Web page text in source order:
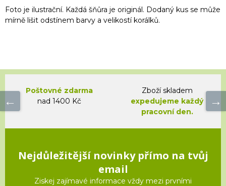
Foto je ilustrační. Každá šňůra je originál. Dodaný kus se může
mírně lišit odstínem barvy a velikostí korálků.
Poštovné zdarma
nad 1400 Kč
Zboží skladem
expedujeme každý
pracovní den.
Nejdůležitější novinky přímo na tvůj
email
Ziskej zajímavé informace vždy mezi prvními